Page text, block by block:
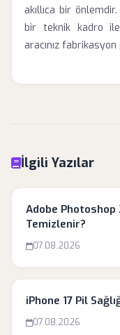
akıllıca bir
bir teknik kadro
aracınız
İlgili Yazılar
Adobe
Temizlenir?
07.08.2026
iPhone 17 Pil
07.08.2026